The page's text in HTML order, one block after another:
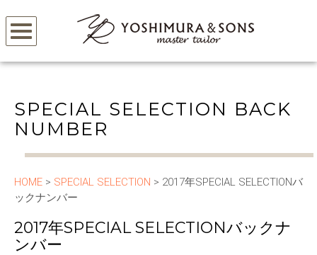
SPECIAL SELECTION BACK
NUMBER
HOME > SPECIAL SELECTION > 2017年SPECIAL SELECTIONバ
ックナンバー
2017年SPECIAL SELECTIONバックナ
ンバー